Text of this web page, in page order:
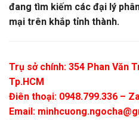
đang tìm kiếm các đại lý
mại trên khắp tỉnh thành.
Trụ sở chính: 354 Phan Văn
Tp.HCM
Điên thoại: 0948.799.336 –
Email: